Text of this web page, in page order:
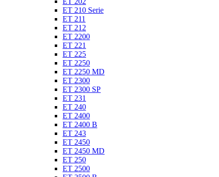
ET 210 Serie
ET 211
ET 212
ET 2200
ET 221
ET 225
ET 2250
ET 2250 MD
ET 2300
ET 2300 SP
ET 231
ET 240
ET 2400
ET 2400 B
ET 243
ET 2450
ET 2450 MD
ET 250
ET 2500